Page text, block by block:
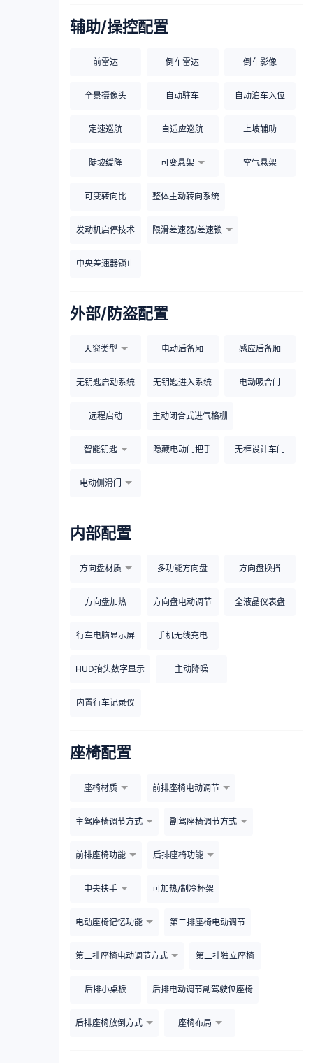
辅助/操控配置
前雷达 倒车雷达 倒车影像
全景摄像头 自动驻车 自动泊车入位
定速巡航 自适应巡航 上坡辅助
陡坡缓降 可变悬架 空气悬架
可变转向比 整体主动转向系统
发动机启停技术 限滑差速器/差速锁
中央差速器锁止
外部/防盗配置
天窗类型 电动后备厢 感应后备厢
无钥匙启动系统 无钥匙进入系统 电动吸合门
远程启动 主动闭合式进气格栅
智能钥匙 隐藏电动门把手 无框设计车门
电动侧滑门
内部配置
方向盘材质 多功能方向盘 方向盘换挡
方向盘加热 方向盘电动调节 全液晶仪表盘
行车电脑显示屏 手机无线充电
HUD抬头数字显示 主动降噪
内置行车记录仪
座椅配置
座椅材质 前排座椅电动调节
主驾座椅调节方式 副驾座椅调节方式
前排座椅功能 后排座椅功能
中央扶手 可加热/制冷杯架
电动座椅记忆功能 第二排座椅电动调节
第二排座椅电动调节方式 第二排独立座椅
后排小桌板 后排电动调节副驾驶位座椅
后排座椅放倒方式 座椅布局